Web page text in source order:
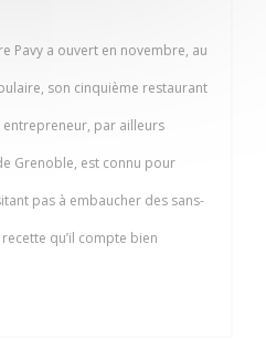
Pavy a ouvert en novembre, au
son cinquième restaurant
entrepreneur, par ailleurs
Grenoble, est connu pour
pas à embaucher des sans-
qu’il compte bien